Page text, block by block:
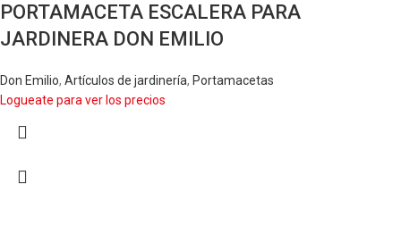
PORTAMACETA ESCALERA PARA
JARDINERA DON EMILIO
Don Emilio, Artículos de jardinería, Portamacetas
Logueate para ver los precios